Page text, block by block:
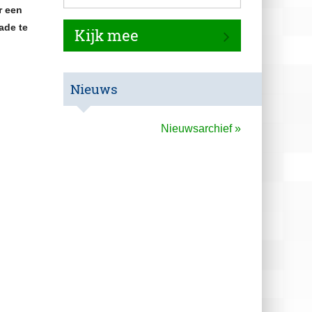
Downloads
Polismap
een
te
Kijk mee
Nieuws
Nieuwsarchief »